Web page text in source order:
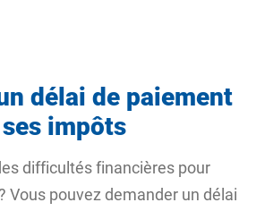
délai de paiement
impôts
difficultés financières pour
Vous pouvez demander un délai